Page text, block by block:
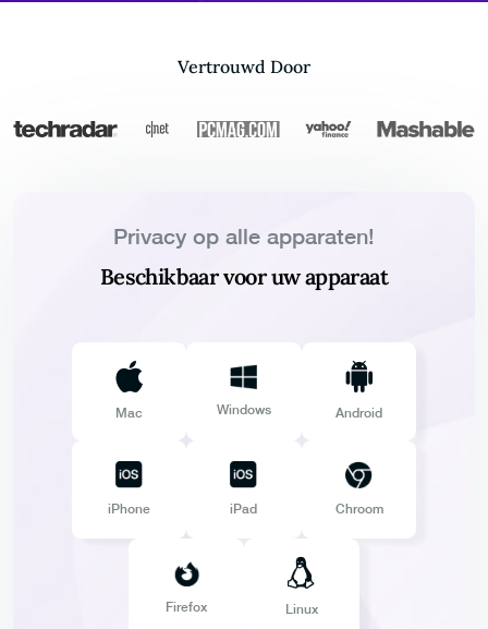
Vertrouwd Door
Privacy op alle apparaten!
Beschikbaar voor uw apparaat
Mac Windows Android
iPhone iPad Chroom
Firefox Linux